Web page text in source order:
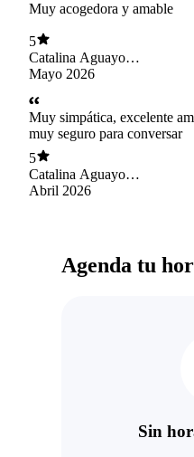
Muy acogedora y amable
5
Catalina Aguayo
Fernandez
Mayo 2026
Muy simpática, excelente
muy seguro para conversar
5
Catalina Aguayo
Fernandez
Abril 2026
Agenda tu
Sin